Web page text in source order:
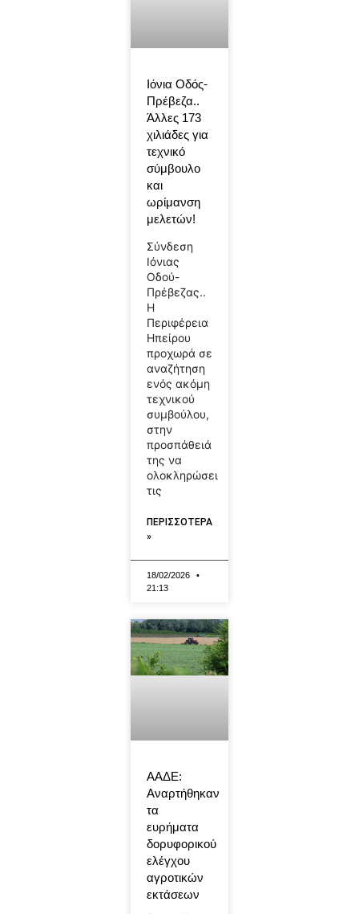
Ιόνια Οδός-
Πρέβεζα..
Άλλες 173
χιλιάδες για
τεχνικό
σύμβουλο
και
ωρίμανση
μελετών!
Σύνδεση
Ιόνιας
Οδού-
Πρέβεζας..
Η
Περιφέρεια
Ηπείρου
προχωρά σε
αναζήτηση
ενός ακόμη
τεχνικού
συμβούλου,
στην
προσπάθειά
της να
ολοκληρώσει
τις
ΠΕΡΙΣΣΟΤΕΡΑ
»
18/02/2026
21:13
ΑΑΔΕ:
Αναρτήθηκαν
τα
ευρήματα
δορυφορικού
ελέγχου
αγροτικών
εκτάσεων